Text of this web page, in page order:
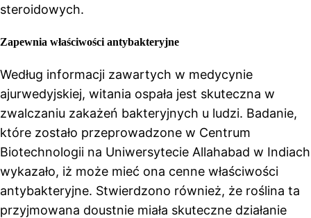
steroidowych.
Zapewnia właściwości antybakteryjne
Według informacji zawartych w medycynie
ajurwedyjskiej, witania ospała jest skuteczna w
zwalczaniu zakażeń bakteryjnych u ludzi. Badanie,
które zostało przeprowadzone w Centrum
Biotechnologii na Uniwersytecie Allahabad w Indiach
wykazało, iż może mieć ona cenne właściwości
antybakteryjne. Stwierdzono również, że roślina ta
przyjmowana doustnie miała skuteczne działanie